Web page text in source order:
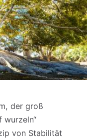
der groß
wurzeln“
von Stabilität